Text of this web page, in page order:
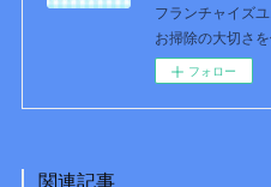
フランチャイズ
お掃除の大切さ
フォロー
関連記事